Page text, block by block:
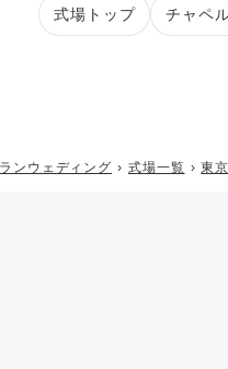
式場トップ チャペ
ンウェディング 式場一覧 東